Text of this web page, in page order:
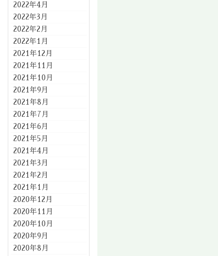
2022年4月
2022年3月
2022年2月
2022年1月
2021年12月
2021年11月
2021年10月
2021年9月
2021年8月
2021年7月
2021年6月
2021年5月
2021年4月
2021年3月
2021年2月
2021年1月
2020年12月
2020年11月
2020年10月
2020年9月
2020年8月